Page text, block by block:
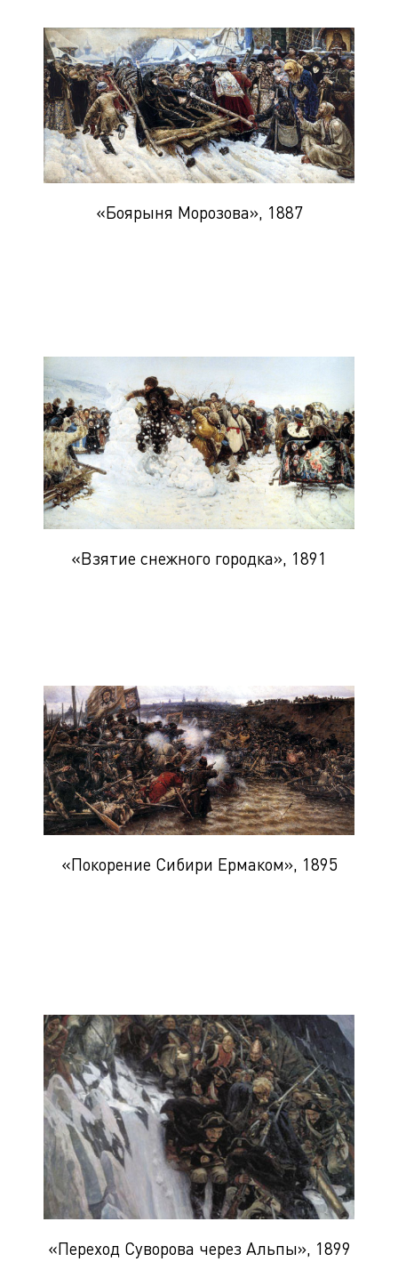
«Боярыня Морозова», 1887
«Взятие снежного городка», 1891
«Покорение Сибири Ермаком», 1895
«Переход Суворова через Альпы», 1899